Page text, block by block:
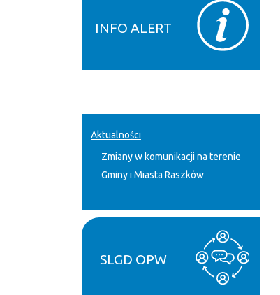
INFO ALERT
Aktualności
Zmiany w komunikacji na terenie
Gminy i Miasta Raszków
SLGD OPW